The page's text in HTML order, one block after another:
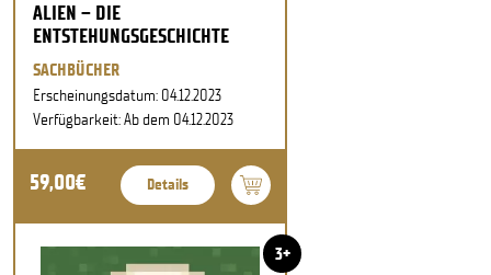
ALIEN – DIE
ENTSTEHUNGSGESCHICHTE
SACHBÜCHER
Erscheinungsdatum: 04.12.2023
Verfügbarkeit: Ab dem 04.12.2023
59,00€ Details
3+